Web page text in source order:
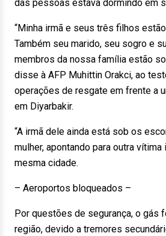
das pessoas estava dormindo em
“Minha irmã e seus três filhos
Também seu marido, seu sogro e
membros da nossa família estão
disse à AFP Muhittin Orakci, ao
operações de resgate em frente a
em Diyarbakir.
“A irmã dele ainda está sob os
mulher, apontando para outra
mesma cidade.
– Aeroportos bloqueados –
Por questões de segurança, o gás
região, devido a tremores